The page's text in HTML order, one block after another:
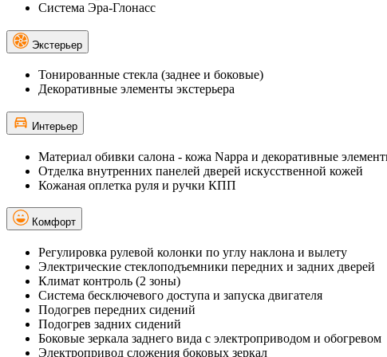
Система Эра-Глонасс
Экстерьер
Тонированные стекла (заднее и боковые)
Декоративные элементы экстерьера
Интерьер
Материал обивки салона - кожа Nappa и декоративные
Отделка внутренних панелей дверей искусственной кожей
Кожаная оплетка руля и ручки КПП
Комфорт
Регулировка рулевой колонки по углу наклона и вылету
Электрические стеклоподъемники передних и задних дверей
Климат контроль (2 зоны)
Система бесключевого доступа и запуска двигателя
Подогрев передних сидений
Подогрев задних сидений
Боковые зеркала заднего вида с электроприводом и обогревом
Электропривод сложения боковых зеркал